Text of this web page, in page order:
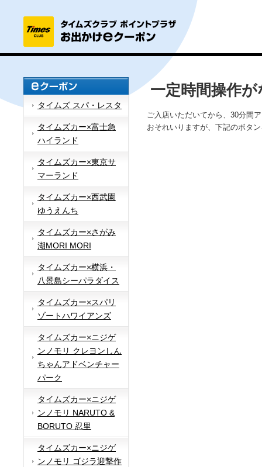
タイムズ スパ・レスタ
タイムズカー×富士急
ハイランド
タイムズカー×東京サ
マーランド
タイムズカー×西武園
ゆうえんち
タイムズカー×さがみ
湖MORI MORI
タイムズカー×横浜・
八景島シーパラダイス
タイムズカー×スパリ
ゾートハワイアンズ
タイムズカー×ニジゲ
ンノモリ クレヨンしん
ちゃんアドベンチャー
パーク
タイムズカー×ニジゲ
ンノモリ NARUTO &
BORUTO 忍里
タイムズカー×ニジゲ
ンノモリ ゴジラ迎撃作
一定時間操作
ご入店いただいてから、30分間
おそれいりますが、下記のボタ